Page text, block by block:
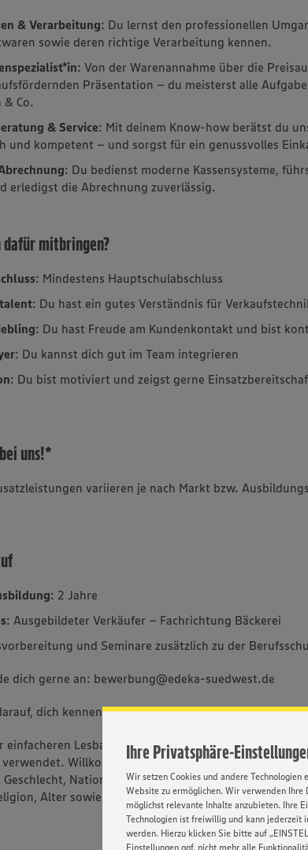
Ihre Privatsphäre-
Wir setzen Cookies und andere
Website zu ermöglichen. Wir verwenden Ihre
möglichst relevante Inhalte anzubieten. Ihre
Technologien ist freiwillig und kann jederzeit
werden. Hierzu klicken Sie bitte auf
Einstellungen ggf. nicht mehr alle
& Verarbeitung: Du lernst den professionellen
sowie deren richtige Verarbeitung kennen.
: Von der Warenannahme über die
Präsentation – du meisterst alle
& Co.
& Service: Mit deinem Know-how berätst du
und kompetent – und sorgst für ein genussvolles
: Du bedienst moderne Kassensysteme,
erledigst die Abrechnung zuverlässig.
dafür mitbringen?
: Mindestens Hauptschulabschluss
: Du hast ein gutes Verständnis für
: Du hast Freude am Kundenkontakt und bist
: Du kannst dich gut im Team integrieren
: Du bist motiviert und zeigst gerne
uns!*
variieren je nach Markt bzw.
: 2 Jahre
: Ausgebildeter Verkäufer – Fachrichtung Bäckerei
und Seminare zusätzlich zu der
dich gerne an: bewerbung@edeka-suedwest.de
dich kennenzulernen!
einfacheren Lesbarkeit wird im Textverlauf nur die
Willkommen sind bei uns alle Menschen -
Nationalität, ethnischer und sozialer
Alter sowie sexueller Orientierung und Identität.